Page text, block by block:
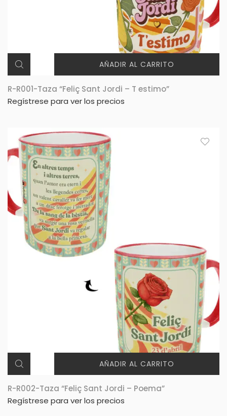
AÑADIR AL CARRITO
R-R001-Taza “Feliç Sant Jordi – T estimo”
Regístrese para ver los precios
AÑADIR AL CARRITO
R-R002-Taza “Feliç Sant Jordi – Poema”
Regístrese para ver los precios